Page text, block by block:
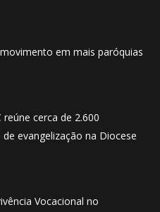
em mais paróquias
cerca de 2.600
evangelização na Diocese
Vocacional no